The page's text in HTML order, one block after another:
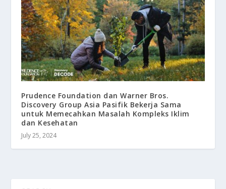
Prudence Foundation dan Warner Bros.
Discovery Group Asia Pasifik Bekerja Sama
untuk Memecahkan Masalah Kompleks Iklim
dan Kesehatan
July 25, 2024